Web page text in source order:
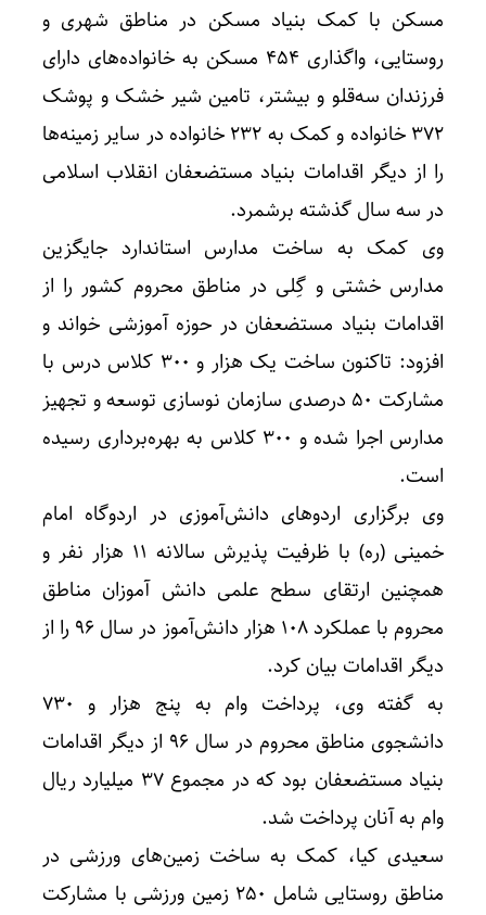
مسکن با کمک بنیاد مسکن در مناطق شهری و
روستایی، واگذاری ۴۵۴ مسکن به خانواده‌های دارای
فرزندان سه‌قلو و بیشتر، تامین شیر خشک و پوشک
۳۷۲ خانواده و کمک به ۲۳۲ خانواده در سایر زمینه‌ها
را از دیگر اقدامات بنیاد مستضعفان انقلاب اسلامی
در سه سال گذشته برشمرد.
وی کمک به ساخت مدارس استاندارد جایگزین
مدارس خشتی و گِلی در مناطق محروم کشور را از
اقدامات بنیاد مستضعفان در حوزه آموزشی خواند و
افزود: تاکنون ساخت یک هزار و ۳۰۰ کلاس درس با
مشارکت ۵۰ درصدی سازمان نوسازی توسعه و تجهیز
مدارس اجرا شده و ۳۰۰ کلاس به بهره‌برداری رسیده
است.
وی برگزاری اردو‌های دانش‌آموزی در اردوگاه امام
خمینی (ره) با ظرفیت پذیرش سالانه ۱۱ هزار نفر و
همچنین ارتقای سطح علمی دانش آموزان مناطق
محروم با عملکرد ۱۰۸ هزار دانش‌آموز در سال ۹۶ را از
دیگر اقدامات بیان کرد.
به گفته وی، پرداخت وام به پنج هزار و ۷۳۰
دانشجوی مناطق محروم در سال ۹۶ از دیگر اقدامات
بنیاد مستضعفان بود که در مجموع ۳۷ میلیارد ریال
وام به آنان پرداخت شد.
سعیدی کیا، کمک به ساخت زمین‌های ورزشی در
مناطق روستایی شامل ۲۵۰ زمین ورزشی با مشارکت